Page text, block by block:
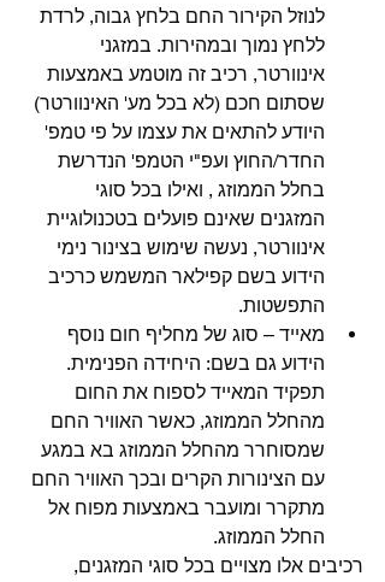
לנוזל הקירור החם בלחץ גבוה, לרדת
ללחץ נמוך ובמהירות. במזגני
אינוורטר, רכיב זה מוטמע באמצעות
שסתום חכם (לא בכל מע' האינוורטר)
היודע להתאים את עצמו על פי טמפ'
החדר/החוץ ועפ"י הטמפ' הנדרשת
בחלל הממוזג , ואילו בכל סוגי
המזגנים שאינם פועלים בטכנולוגיית
אינוורטר, נעשה שימוש בצינור נימי
הידוע בשם קפילאר המשמש כרכיב
התפשטות.
מאייד – סוג של מחליף חום נוסף
הידוע גם בשם: היחידה הפנימית.
תפקיד המאייד לספוח את החום
מהחלל הממוזג, כאשר האוויר החם
שמסוחרר מהחלל הממוזג בא במגע
עם הצינורות הקרים ובכך האוויר החם
מתקרר ומועבר באמצעות מפוח אל
החלל הממוזג.
רכיבים אלו מצויים בכל סוגי המזגנים,